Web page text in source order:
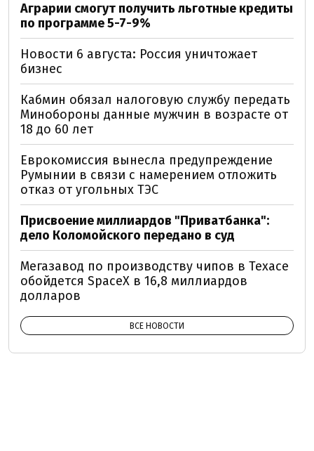
Аграрии смогут получить льготные кредиты
по программе 5-7-9%
Новости 6 августа: Россия уничтожает
бизнес
Кабмин обязал налоговую службу передать
Минобороны данные мужчин в возрасте от
18 до 60 лет
Еврокомиссия вынесла предупреждение
Румынии в связи с намерением отложить
отказ от угольных ТЭС
Присвоение миллиардов "Приватбанка":
дело Коломойского передано в суд
Мегазавод по производству чипов в Техасе
обойдется SpaceX в 16,8 миллиардов
долларов
ВСЕ НОВОСТИ